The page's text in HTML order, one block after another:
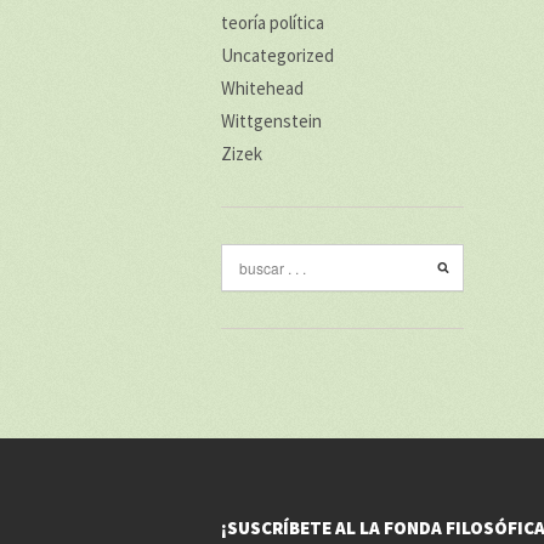
teoría política
Uncategorized
Whitehead
Wittgenstein
Zizek
¡SUSCRÍBETE AL LA FONDA